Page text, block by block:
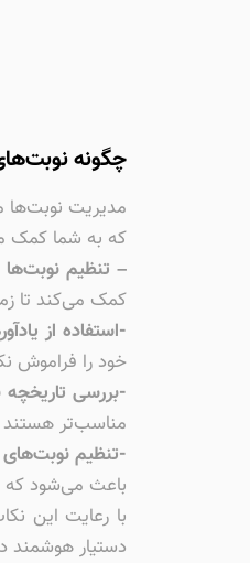
چگونه
مدیریت نوبت‌ها
که به شما کمک
– تنظیم
کمک می‌کند تا
-استفاده از
خود را فراموش
-بررسی تاریخچه
مناسب‌تر هستند
-تنظیم نوبت‌های
باعث می‌شود که
با رعایت این
دستیار هوشمند